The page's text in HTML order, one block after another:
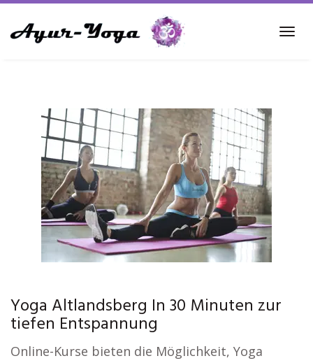
to
Yoga Altlandsberg In 30 Minuten zur
tiefen Entspannung
Online-Kurse bieten die Möglichkeit, Yoga